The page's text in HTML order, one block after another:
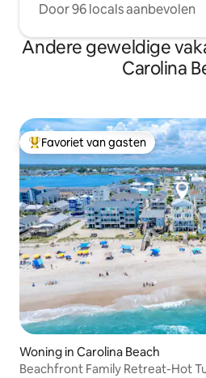
Door 96 locals aanbevolen
Andere geweldige
Carolina
Topfavoriet van gasten
Favoriet van gasten
Woning in Carolina Beach
Beachfront Family Retreat-Hot